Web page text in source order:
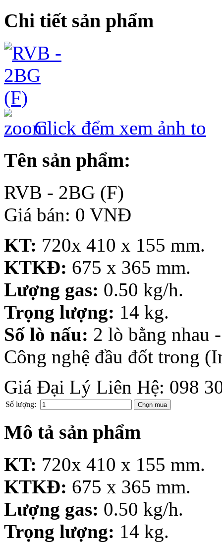
Chi tiết sản phẩm
Click đểm xem ảnh to
Tên sản phẩm:
RVB - 2BG (F)
Giá bán: 0 VNĐ
KT: 720x 410 x 155 mm.
KTKĐ: 675 x 365 mm.
Lượng gas: 0.50 kg/h.
Trọng lượng: 14 kg.
Số lò nấu: 2 lò bằng nhau
Công nghệ đầu đốt trong
Giá Đại Lý Liên Hệ: 098
Số lượng:
Mô tả sản phẩm
KT: 720x 410 x 155 mm.
KTKĐ: 675 x 365 mm.
Lượng gas: 0.50 kg/h.
Trọng lượng: 14 kg.